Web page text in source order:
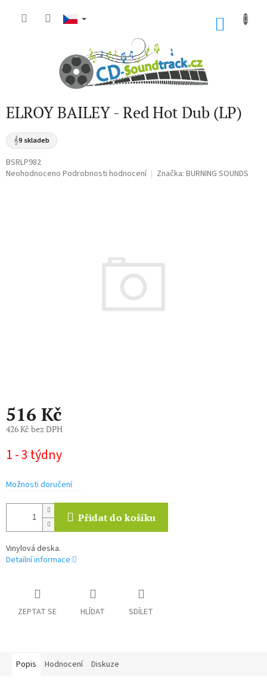
ELROY BAILEY - Red Hot Dub (LP)
𝄞9 skladeb
BSRLP982
Průměrné
Neohodnoceno Podrobnosti hodnocení Značka: BURNING SOUNDS
516 Kč
426 Kč bez DPH
cena:
1 - 3 týdny
Možnosti doručení
Přidat do košíku
Vinylová deska.
Detailní informace
ZEPTAT SE HLÍDAT SDÍLET
Popis Hodnocení Diskuze